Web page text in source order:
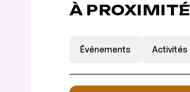
À PROXIMITÉ
Événements Activités